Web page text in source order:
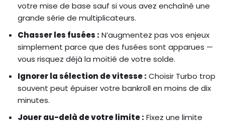
votre mise de base sauf si vous avez enchaîné une
grande série de multiplicateurs.
Chasser les fusées : N’augmentez pas vos enjeux
simplement parce que des fusées sont apparues —
vous risquez déjà la moitié de votre solde.
Ignorer la sélection de vitesse : Choisir Turbo trop
souvent peut épuiser votre bankroll en moins de dix
minutes.
Jouer au-delà de votre limite : Fixez une limite